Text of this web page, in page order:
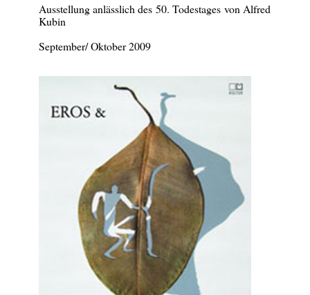
Ausstellung anlässlich des 50. Todestages von Alfred
Kubin
September/ Oktober 2009